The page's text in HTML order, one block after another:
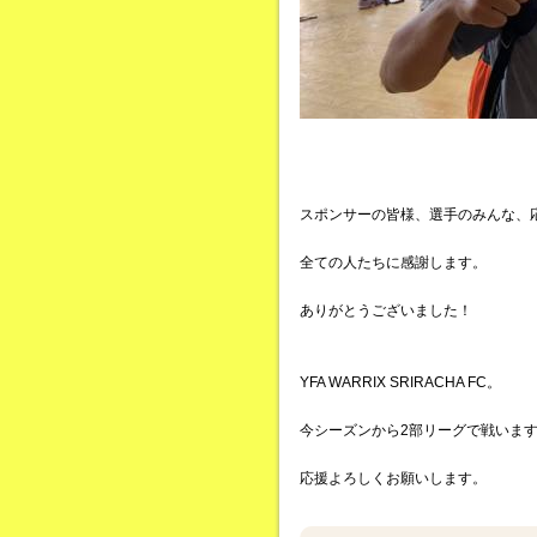
スポンサーの皆様、選手のみんな、
全ての人たちに感謝します。
ありがとうございました！
YFA WARRIX SRIRACHA FC。
今シーズンから2部リーグで戦いま
応援よろしくお願いします。